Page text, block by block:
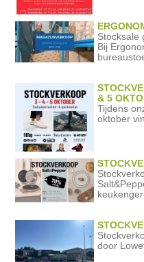
Stocksale
Bij
& 5
Tijdens
oktober
door